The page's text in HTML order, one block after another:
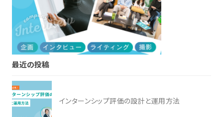
最近の投稿
インターンシップ評価の設計と運用方法